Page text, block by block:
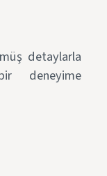
detaylarla
deneyime